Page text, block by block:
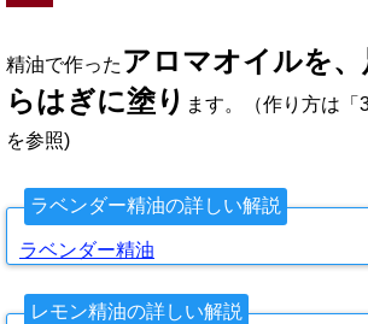
精油で作った アロマオイルを、
らはぎに塗り ます。（作り方は「
を参照)
ラベンダー精油の詳しい解説
ラベンダー精油
レモン精油の詳しい解説